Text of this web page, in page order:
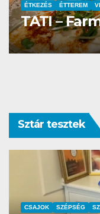
ÉTTEREM
La Villa
Sztár tesztek
AUTÓ-MOTOR